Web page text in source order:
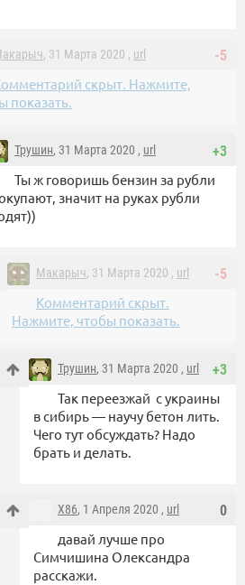
-5
, 31 Марта 2020 , url
скрыт. Нажмите,
показать.
+3
Трушин, 31 Марта 2020 , url
Ты ж говоришь бензин за рубли
значит на руках рубли
-5
Макарыч, 31 Марта 2020 , url
Комментарий скрыт.
Нажмите, чтобы показать.
+3
Трушин, 31 Марта 2020 , url
Так переезжай с украины
в сибирь — научу бетон лить.
Чего тут обсуждать? Надо
брать и делать.
0
X86, 1 Апреля 2020 , url
давай лучше про
Симчишина Олександра
расскажи.